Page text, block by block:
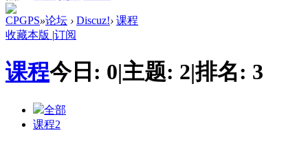
CPGPS»论坛 › Discuz!› 课程
收藏本版 |订阅
课程今日: 0|主题: 2|排名: 3
全部
课程2